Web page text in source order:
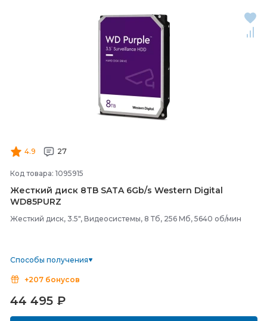
4.9 27
Код товара: 1095915
Жесткий диск 8TB SATA 6Gb/s Western Digital
WD85PURZ
Жесткий диск, 3.5", Видеосистемы, 8 Тб, 256 Мб, 5640 об/мин
Способы получения
+207 бонусов
44 495 ₽